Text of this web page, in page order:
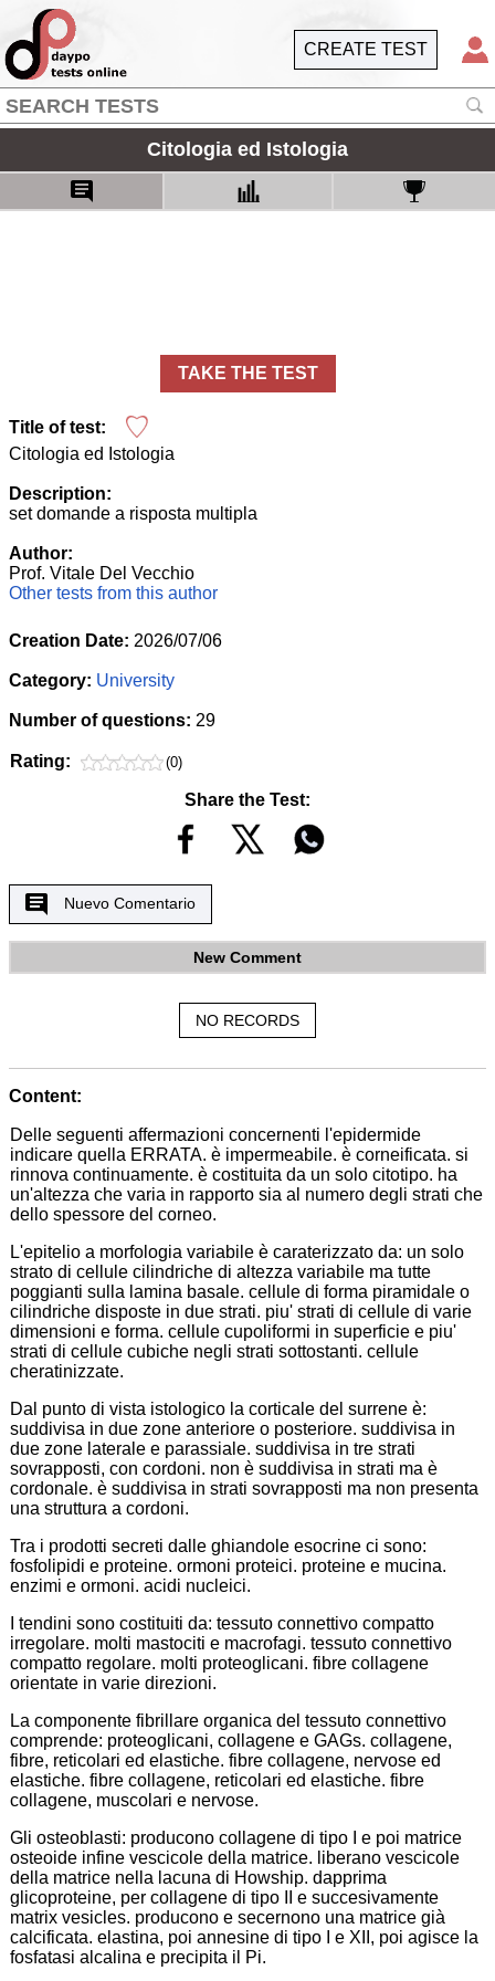
CREATE TEST
Citologia ed Istologia
TAKE THE TEST
Title of test:
Citologia ed Istologia
Description:
set domande a risposta multipla
Author:
Prof. Vitale Del Vecchio
Other tests from this author
Creation Date: 2026/07/06
Category: University
Number of questions: 29
Rating: (0)
Share the Test:
Nuevo Comentario
New Comment
NO RECORDS
Content:
Delle seguenti affermazioni concernenti l'epidermide
indicare quella ERRATA. è impermeabile. è corneificata. si
rinnova continuamente. è costituita da un solo citotipo. ha
un'altezza che varia in rapporto sia al numero degli strati che
dello spessore del corneo.
L'epitelio a morfologia variabile è caraterizzato da: un solo
strato di cellule cilindriche di altezza variabile ma tutte
poggianti sulla lamina basale. cellule di forma piramidale o
cilindriche disposte in due strati. piu' strati di cellule di varie
dimensioni e forma. cellule cupoliformi in superficie e piu'
strati di cellule cubiche negli strati sottostanti. cellule
cheratinizzate.
Dal punto di vista istologico la corticale del surrene è:
suddivisa in due zone anteriore o posteriore. suddivisa in
due zone laterale e parassiale. suddivisa in tre strati
sovrapposti, con cordoni. non è suddivisa in strati ma è
cordonale. è suddivisa in strati sovrapposti ma non presenta
una struttura a cordoni.
Tra i prodotti secreti dalle ghiandole esocrine ci sono:
fosfolipidi e proteine. ormoni proteici. proteine e mucina.
enzimi e ormoni. acidi nucleici.
I tendini sono costituiti da: tessuto connettivo compatto
irregolare. molti mastociti e macrofagi. tessuto connettivo
compatto regolare. molti proteoglicani. fibre collagene
orientate in varie direzioni.
La componente fibrillare organica del tessuto connettivo
comprende: proteoglicani, collagene e GAGs. collagene,
fibre, reticolari ed elastiche. fibre collagene, nervose ed
elastiche. fibre collagene, reticolari ed elastiche. fibre
collagene, muscolari e nervose.
Gli osteoblasti: producono collagene di tipo I e poi matrice
osteoide infine vescicole della matrice. liberano vescicole
della matrice nella lacuna di Howship. dapprima
glicoproteine, per collagene di tipo II e succesivamente
matrix vesicles. producono e secernono una matrice già
calcificata. elastina, poi annesine di tipo I e XII, poi agisce la
fosfatasi alcalina e precipita il Pi.